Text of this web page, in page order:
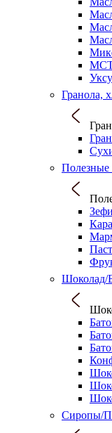
Гранола,
Полезные
Шоколад/
Сиропы/